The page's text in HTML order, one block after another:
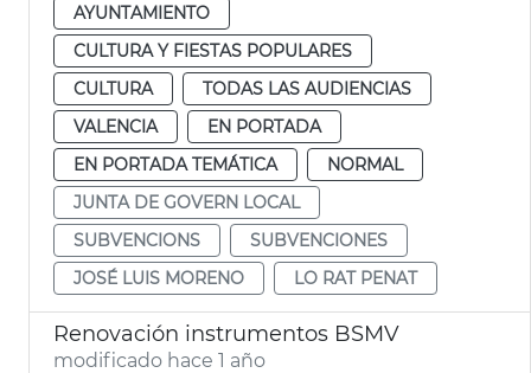
AYUNTAMIENTO
CULTURA Y FIESTAS POPULARES
CULTURA
TODAS LAS AUDIENCIAS
VALENCIA
EN PORTADA
EN PORTADA TEMÁTICA
NORMAL
JUNTA DE GOVERN LOCAL
SUBVENCIONS
SUBVENCIONES
JOSÉ LUIS MORENO
LO RAT PENAT
Renovación instrumentos BSMV
modificado hace 1 año